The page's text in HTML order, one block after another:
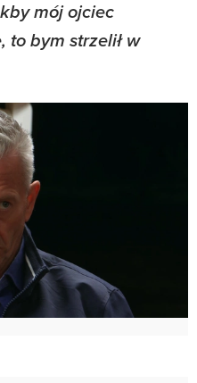
mój ojciec
to bym strzelił w